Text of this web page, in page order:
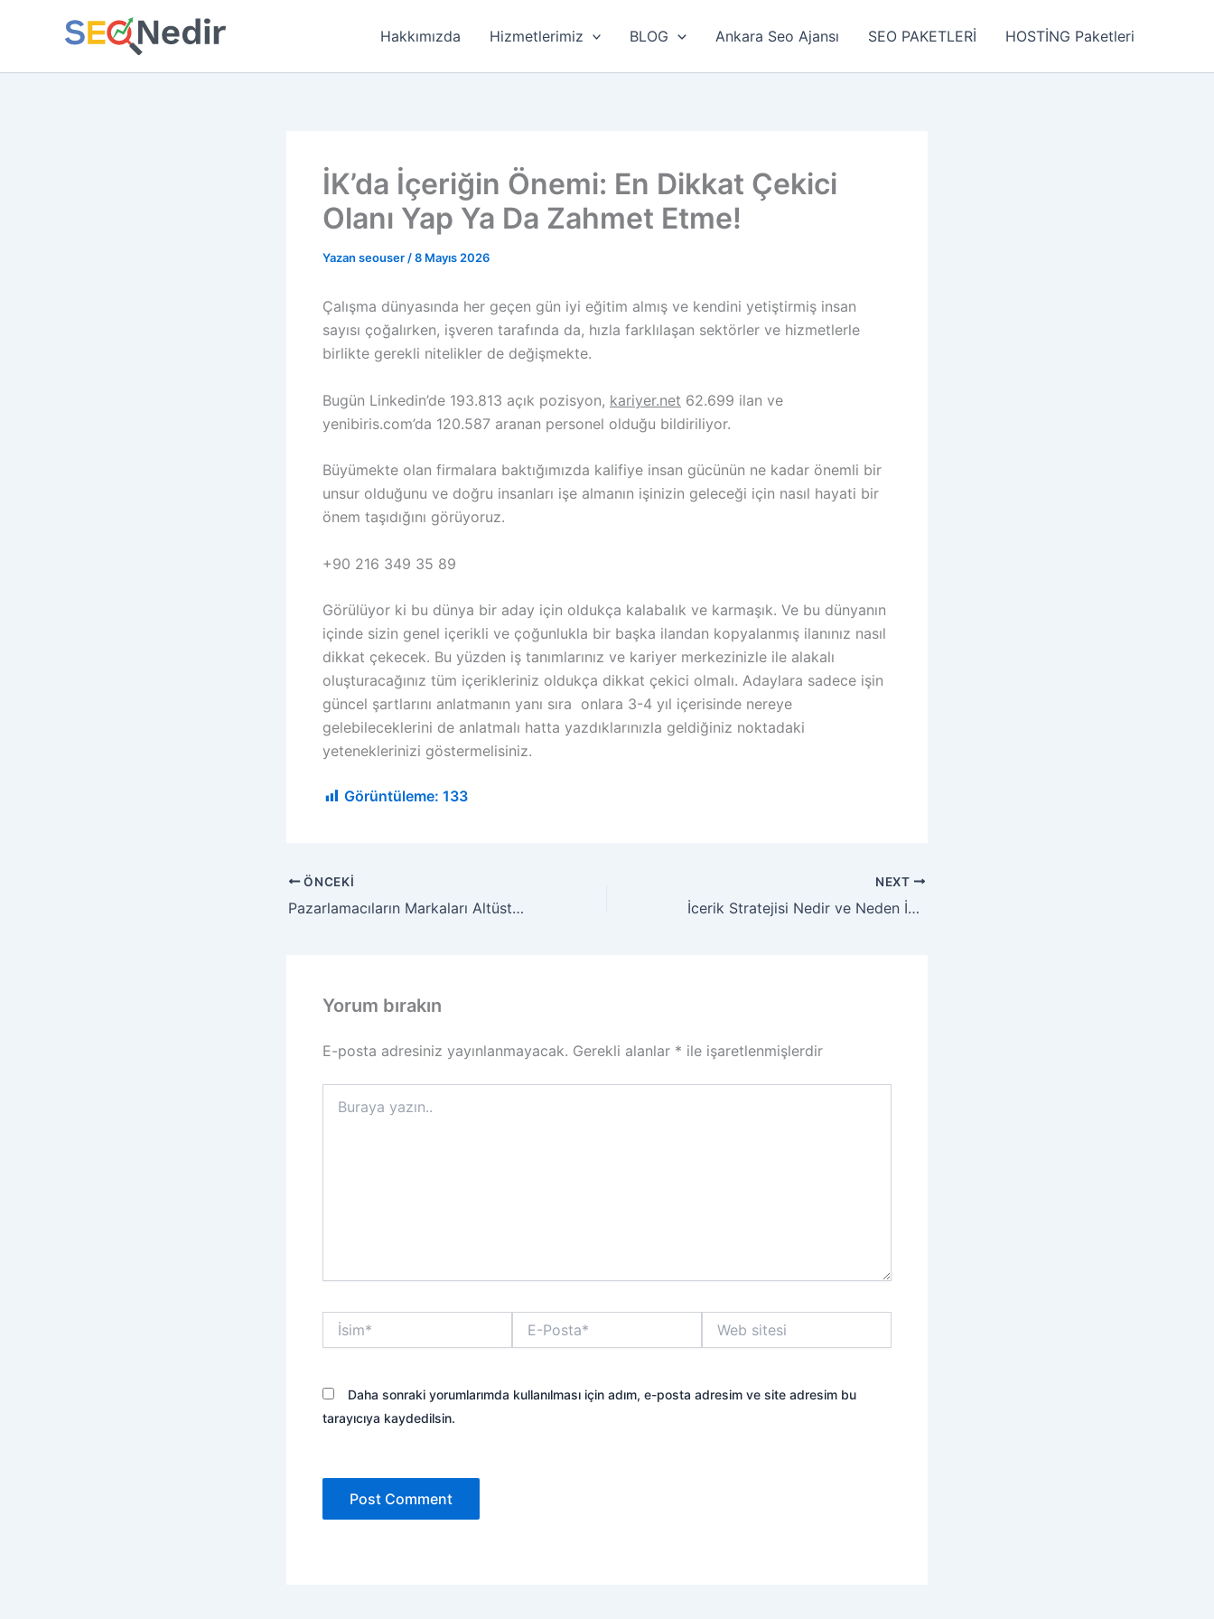
Hakkımızda Hizmetlerimiz BLOG Ankara Seo Ajansı SEO PAKETLERİ HOSTİNG Paketleri
İK’da İçeriğin Önemi: En Dikkat Çekici
Olanı Yap Ya Da Zahmet Etme!
Yazan seouser /8 Mayıs 2026
Çalışma dünyasında her geçen gün iyi eğitim almış ve kendini yetiştirmiş insan
sayısı çoğalırken, işveren tarafında da, hızla farklılaşan sektörler ve hizmetlerle
birlikte gerekli nitelikler de değişmekte.
Bugün Linkedin’de 193.813 açık pozisyon, kariyer.net 62.699 ilan ve
yenibiris.com’da 120.587 aranan personel olduğu bildiriliyor.
Büyümekte olan firmalara baktığımızda kalifiye insan gücünün ne kadar önemli bir
unsur olduğunu ve doğru insanları işe almanın işinizin geleceği için nasıl hayati bir
önem taşıdığını görüyoruz.
+90 216 349 35 89
Görülüyor ki bu dünya bir aday için oldukça kalabalık ve karmaşık. Ve bu dünyanın
içinde sizin genel içerikli ve çoğunlukla bir başka ilandan kopyalanmış ilanınız nasıl
dikkat çekecek. Bu yüzden iş tanımlarınız ve kariyer merkezinizle ile alakalı
oluşturacağınız tüm içerikleriniz oldukça dikkat çekici olmalı. Adaylara sadece işin
güncel şartlarını anlatmanın yanı sıra onlara 3-4 yıl içerisinde nereye
gelebileceklerini de anlatmalı hatta yazdıklarınızla geldiğiniz noktadaki
yeteneklerinizi göstermelisiniz.
Görüntüleme: 133
ÖNCEKI
Pazarlamacıların Markaları Altüst Eden 6 Hatası
NEXT
İcerik Stratejisi Nedir ve Neden İhtiyacınız Var?
Yorum bırakın
E-posta adresiniz yayınlanmayacak. Gerekli alanlar * ile işaretlenmişlerdir
yazın..
İsim*
Posta*
sitesi
Daha sonraki yorumlarımda kullanılması için adım, e-posta adresim ve site adresim bu
tarayıcıya kaydedilsin.